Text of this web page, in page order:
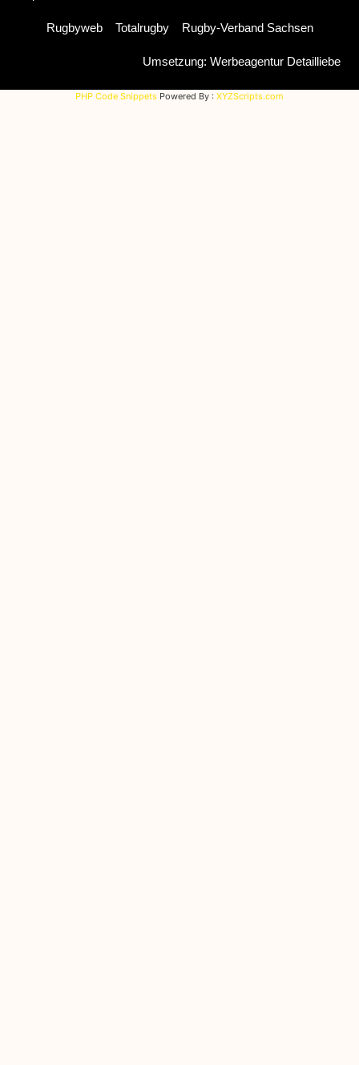
Rugbyweb Totalrugby Rugby-Verband Sachsen
Umsetzung: Werbeagentur Detailliebe
PHP Code Snippets Powered By : XYZScripts.com